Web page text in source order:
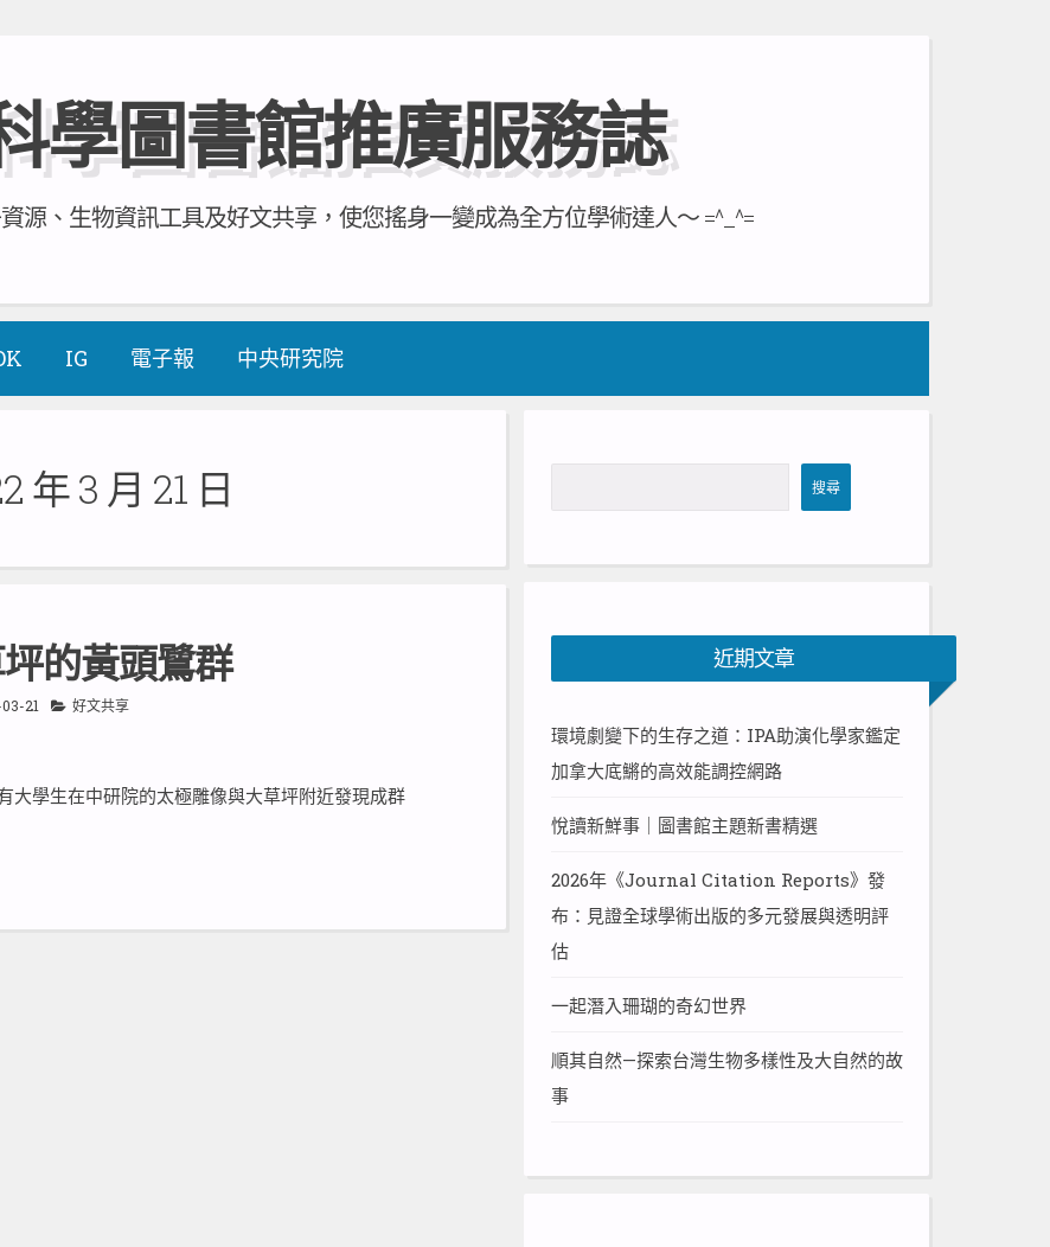
學圖書館推廣服務誌
源、生物資訊工具及好文共享，使您搖身一變成為全方位學術達人～ =^_^=
IG 電子報 中央研究院
年 3 月 21 日
的黃頭鷺群
21 好文共享
學生在中研院的太極雕像與大草坪附近發現成群
尋
搜尋
近期文章
環境劇變下的生存之道：IPA助演化學家鑑定
加拿大底鱂的高效能調控網路
悅讀新鮮事｜圖書館主題新書精選
2026年《Journal Citation Reports》發
布：見證全球學術出版的多元發展與透明評
估
一起潛入珊瑚的奇幻世界
順其自然—探索台灣生物多樣性及大自然的故
事